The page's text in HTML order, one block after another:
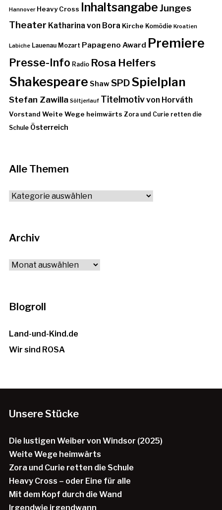
Hannover Heavy Cross InhaltsangabeJunges
Theater Katharina von Bora Kirche Komödie Kroatien
Labiche Lauenau Mozart Papageno Award Premiere
Presse-Info Radio Rosa Helfers
Shakespeare ShawSPDSpielplan
Stefan Zawilla Söltjerlauf Titelmotivvon Horváth
Vorstand Weite Wege heimwärts Zora und Curie retten die
Schule Österreich
Alle Themen
Alle
Archiv
Archiv
Blogroll
Land-und-Kind.de
Wir sind ROSA
Unsere Stücke
Die lustigen Weiber von Windsor (2025)
Weite Wege heimwärts
Zora und Curie retten die Schule
Heavy Cross – oder Eine für alle
Mit dem Kopf durch die Wand
Irgendwie irgendwann